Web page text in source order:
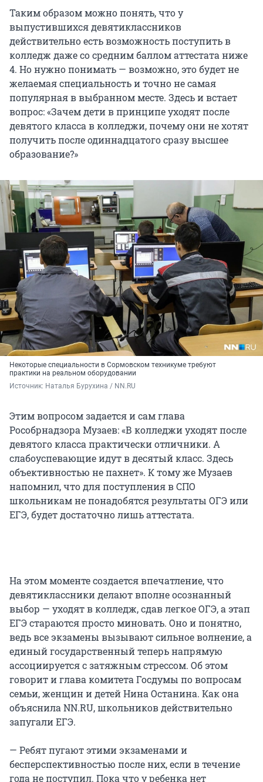
Таким образом можно понять, что у
выпустившихся девятиклассников
действительно есть возможность поступить в
колледж даже со средним баллом аттестата ниже
4. Но нужно понимать — возможно, это будет не
желаемая специальность и точно не самая
популярная в выбранном месте. Здесь и встает
вопрос: «Зачем дети в принципе уходят после
девятого класса в колледжи, почему они не хотят
получить после одиннадцатого сразу высшее
образование?»
Некоторые специальности в Сормовском техникуме требуют
практики на реальном оборудовании
Источник: Наталья Бурухина / NN.RU
Этим вопросом задается и сам глава
Рособрнадзора Музаев: «В колледжи уходят после
девятого класса практически отличники. А
слабоуспевающие идут в десятый класс. Здесь
объективностью не пахнет». К тому же Музаев
напомнил, что для поступления в СПО
школьникам не понадобятся результаты ОГЭ или
ЕГЭ, будет достаточно лишь аттестата.
На этом моменте создается впечатление, что
девятиклассники делают вполне осознанный
выбор — уходят в колледж, сдав легкое ОГЭ, а этап
ЕГЭ стараются просто миновать. Оно и понятно,
ведь все экзамены вызывают сильное волнение, а
единый государственный теперь напрямую
ассоциируется с затяжным стрессом. Об этом
говорит и глава комитета Госдумы по вопросам
семьи, женщин и детей Нина Останина. Как она
объяснила NN.RU, школьников действительно
запугали ЕГЭ.
— Ребят пугают этими экзаменами и
бесперспективностью после них, если в течение
года не поступил. Пока что у ребенка нет